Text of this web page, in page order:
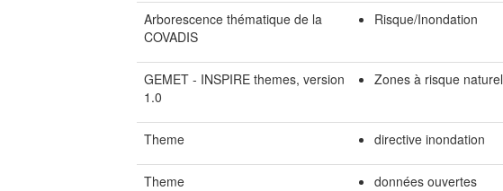
Arborescence thématique de la
COVADIS
Risque/Inondation
GEMET - INSPIRE themes, version
1.0
Zones à risque naturel
Theme directive inondation
Theme données ouvertes